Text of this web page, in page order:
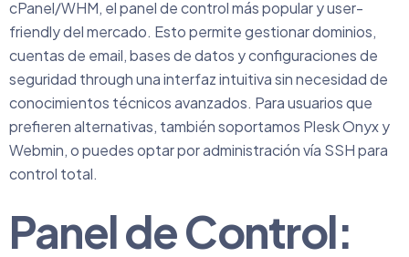
cPanel/WHM, el panel de control más popular y user-
friendly del mercado. Esto permite gestionar dominios,
cuentas de email, bases de datos y configuraciones de
seguridad through una interfaz intuitiva sin necesidad de
conocimientos técnicos avanzados. Para usuarios que
prefieren alternativas, también soportamos Plesk Onyx y
Webmin, o puedes optar por administración vía SSH para
control total.
Panel de Control: